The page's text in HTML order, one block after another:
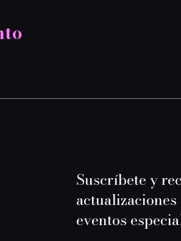
Suscríbete y
actualizaciones
eventos